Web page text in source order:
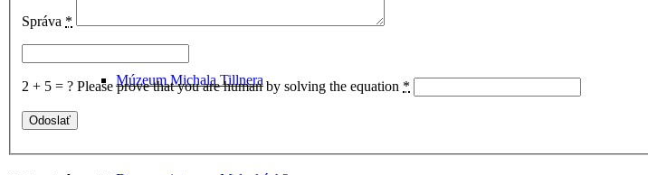
Múzeum Michala Tillnera
Správa *
2 + 5 = ? Please prove that you are human by solving the equation *